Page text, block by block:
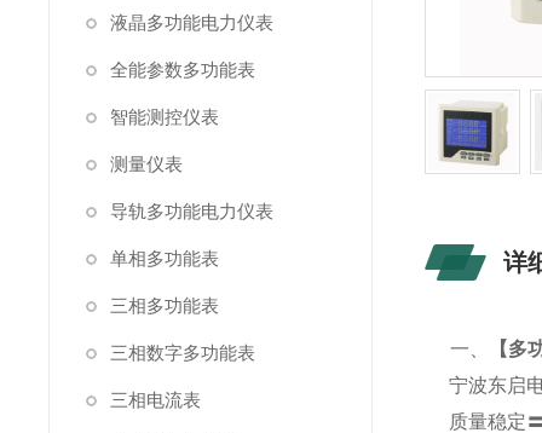
液晶多功能电力仪表
全能参数多功能表
智能测控仪表
测量仪表
导轨多功能电力仪表
单相多功能表
三相多功能表
三相数字多功能表
三相电流表
详
一、 【多
宁波东启
质量稳定